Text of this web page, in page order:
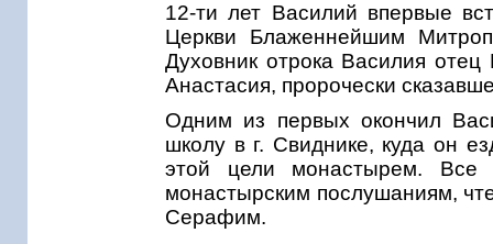
12-ти лет Василий впервые
Церкви Блаженнейшим
Духовник отрока Василия
Анастасия, пророчески
Одним из первых окончил
школу в г. Свиднике, куда он
этой цели монастырем. Все
монастырским послушаниям,
Серафим.